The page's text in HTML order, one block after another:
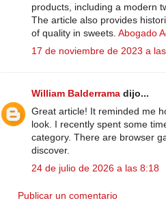
products, including a modern
The article also provides
of quality in sweets. Abogado
17 de noviembre de 2023 a
William Balderrama dijo...
Great article! It reminded me
look. I recently spent some
category. There are browser
discover.
24 de julio de 2026 a las 8:18
Publicar un comentario